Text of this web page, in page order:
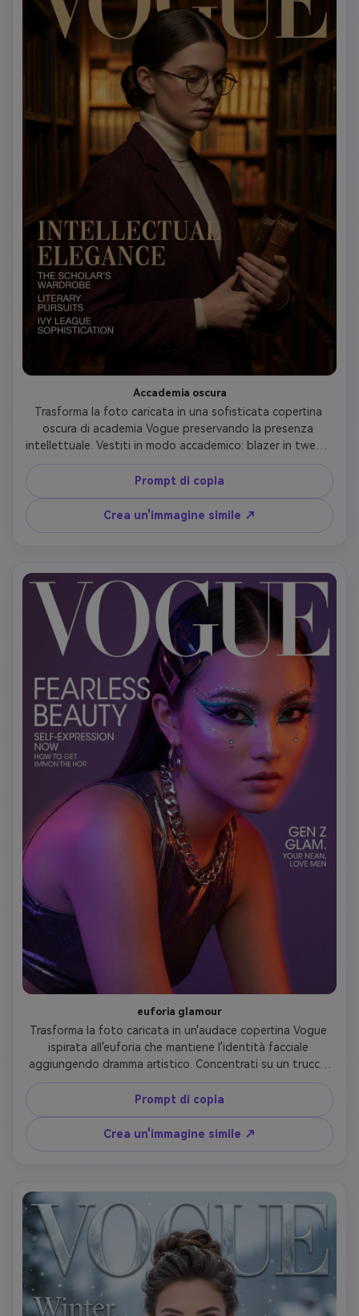
naturale. Cattura quella perfezione 'trucco senza trucco'.
Accademia oscura
Trasforma la foto caricata in una sofisticata copertina
oscura di academia Vogue preservando la presenza
intellettuale. Vestiti in modo accademico: blazer in tweed,
girocollo, gonne a quadri, camicie oxford, maglioni in
maglia a cavo, o look vintage professor in colori ricchi
(bordeaux, verde bosco, blu navy, marrone, crema). Usa
un'illuminazione lunatica simile a quella della biblioteca con
ombre calde. Capelli: parte centrale pulita, cappello basso,
scena: libri, occhiali vintage, borse in pelle. Tipografia:
'VOGUE' in serif classico, titolo 'Eleganza intellettuale',
copertine su letteratura, arte e istruzione senza tempo.
Evoca la sofisticazione dell'Ivy League.
Prompt di copia
Crea un'immagine simile ↗
euforia glamour
Trasforma la foto caricata in un'audace copertina Vogue
ispirata all'euforia che mantiene l'identità facciale
aggiungendo dramma artistico. Concentrati su un trucco
creativo e artistico: abbellimenti di strass intorno agli
occhi, forme grafiche, lacrime glitter, gemme colorate per
gli occhi o gioielli per il viso. eye looks drammatici con
colori vivaci (viola, azzurro, sfumati arancioni). I capelli
possono essere eleganti, colorati o styled con accessori.
Espressione sicura e senza scusa. Tipografia: 'VOGUE' in
carattere moderno in grassetto, titolo 'Fearless Beauty',
copertina su auto-espressione e infrangere le regole.
Cattura il glamour ribelle.
Prompt di copia
Crea un'immagine simile ↗